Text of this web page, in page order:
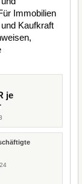
Immobilien
Kaufkraft
je